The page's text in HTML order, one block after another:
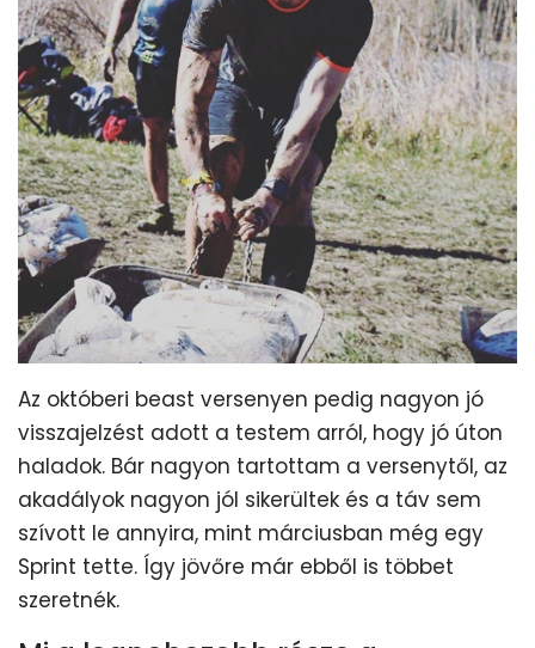
Az októberi beast versenyen pedig nagyon jó
visszajelzést adott a testem arról, hogy jó úton
haladok. Bár nagyon tartottam a versenytől, az
akadályok nagyon jól sikerültek és a táv sem
szívott le annyira, mint márciusban még egy
Sprint tette. Így jövőre már ebből is többet
szeretnék.